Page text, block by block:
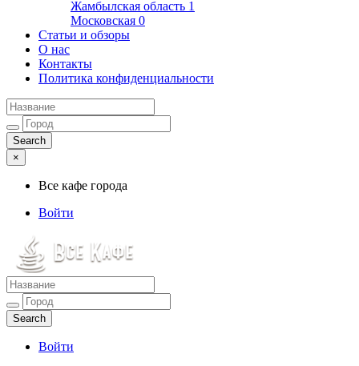
Жамбылская область 1
Московская 0
Статьи и обзоры
О нас
Контакты
Политика конфиденциальности
×
Все кафе города
Войти
Все кафе города
Каталог хороших кафе
Войти